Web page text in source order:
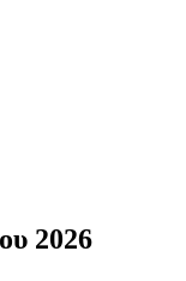
2026